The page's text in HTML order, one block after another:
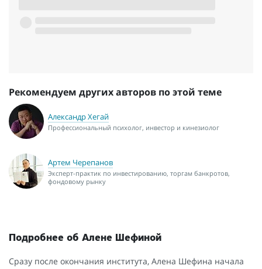
Рекомендуем других авторов по этой теме
Александр Хегай
Профессиональный психолог, инвестор и кинезиолог
Артем Черепанов
Эксперт-практик по инвестированию, торгам банкротов,
фондовому рынку
Подробнее об Алене Шефиной
Сразу после окончания института, Алена Шефина начала